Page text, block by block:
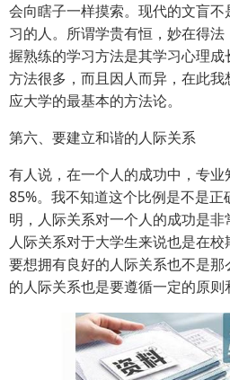
会向瞎子一样摸索。现代的文盲
习的人。所谓学贵有恒，妙在得
握熟练的学习方法是其学习心理
方法很多，而且因人而异，在此
应大学的最基本的方法论。
第六、要建立和谐的人际关系
有人说，在一个人的成功中，专
85%。我不知道这个比例是不是
明，人际关系对一个人的成功是
人际关系对于大学生来说也是在校
要想拥有良好的人际关系也不是
的人际关系也是要遵循一定的原则